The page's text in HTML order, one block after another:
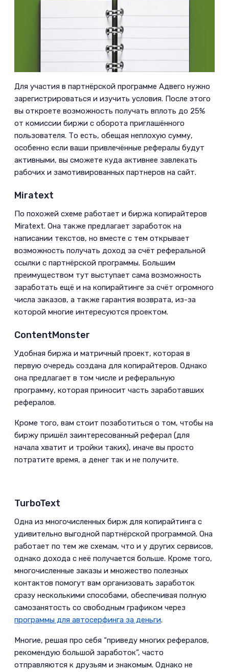
Для участия в партнёрской программе Адвего нужно
зарегистрироваться и изучить условия. После этого
вы откроете возможность получать вплоть до 25%
от комиссии биржи с оборота приглашённого
пользователя. То есть, обещая неплохую сумму,
особенно если ваши привлечённые рефералы будут
активными, вы сможете куда активнее завлекать
рабочих и замотивированных партнеров на сайт.­
Miratext­
По похожей схеме работает и биржа копирайтеров
Miratext. Она также предлагает заработок на
написании текстов, но вместе с тем открывает
возможность получать доход за счёт реферальной
ссылки с партнёрской программы. Большим
преимуществом тут выступает сама возможность
заработать ещё и на копирайтинге за счёт огромного
числа заказов, а также гарантия возврата, из-за
которой многие интересуются проектом.­
ContentMonster­
Удобная биржа и матричный проект, которая в
первую очередь создана для копирайтеров. Однако
она предлагает в том числе и реферальную
программу, которая приносит часть заработавших
рефералов.­­
Кроме того, вам стоит позаботиться о том, чтобы на
биржу пришёл заинтересованный реферал (для
начала хватит и тройки таких), иначе вы просто
потратите время, а денег так и не получите.
TurboText­
Одна из многочисленных бирж для копирайтинга с
удивительно выгодной партнёрской программой. Она
работает по тем же схемам, что и у других сервисов,
однако дохода с неё получается больше. Кроме того,
многочисленные заказы и множество полезных
контактов помогут вам организовать заработок
сразу несколькими способами, обеспечивая полную
самозанятость со свободным графиком через
программы для автосерфинга за деньги.­
Многие, решая про себя “приведу многих рефералов,
рекомендую большой заработок”, часто
отправляются к друзьям и знакомым. Однако не